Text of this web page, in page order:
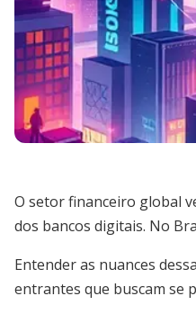
O setor financeiro global
dos bancos digitais. No
Entender as nuances
entrantes que buscam se